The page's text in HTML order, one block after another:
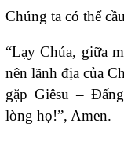
Chúng ta có thể
“Lạy Chúa, giữa
nên lãnh địa của
gặp Giêsu –
lòng họ!”, Amen.